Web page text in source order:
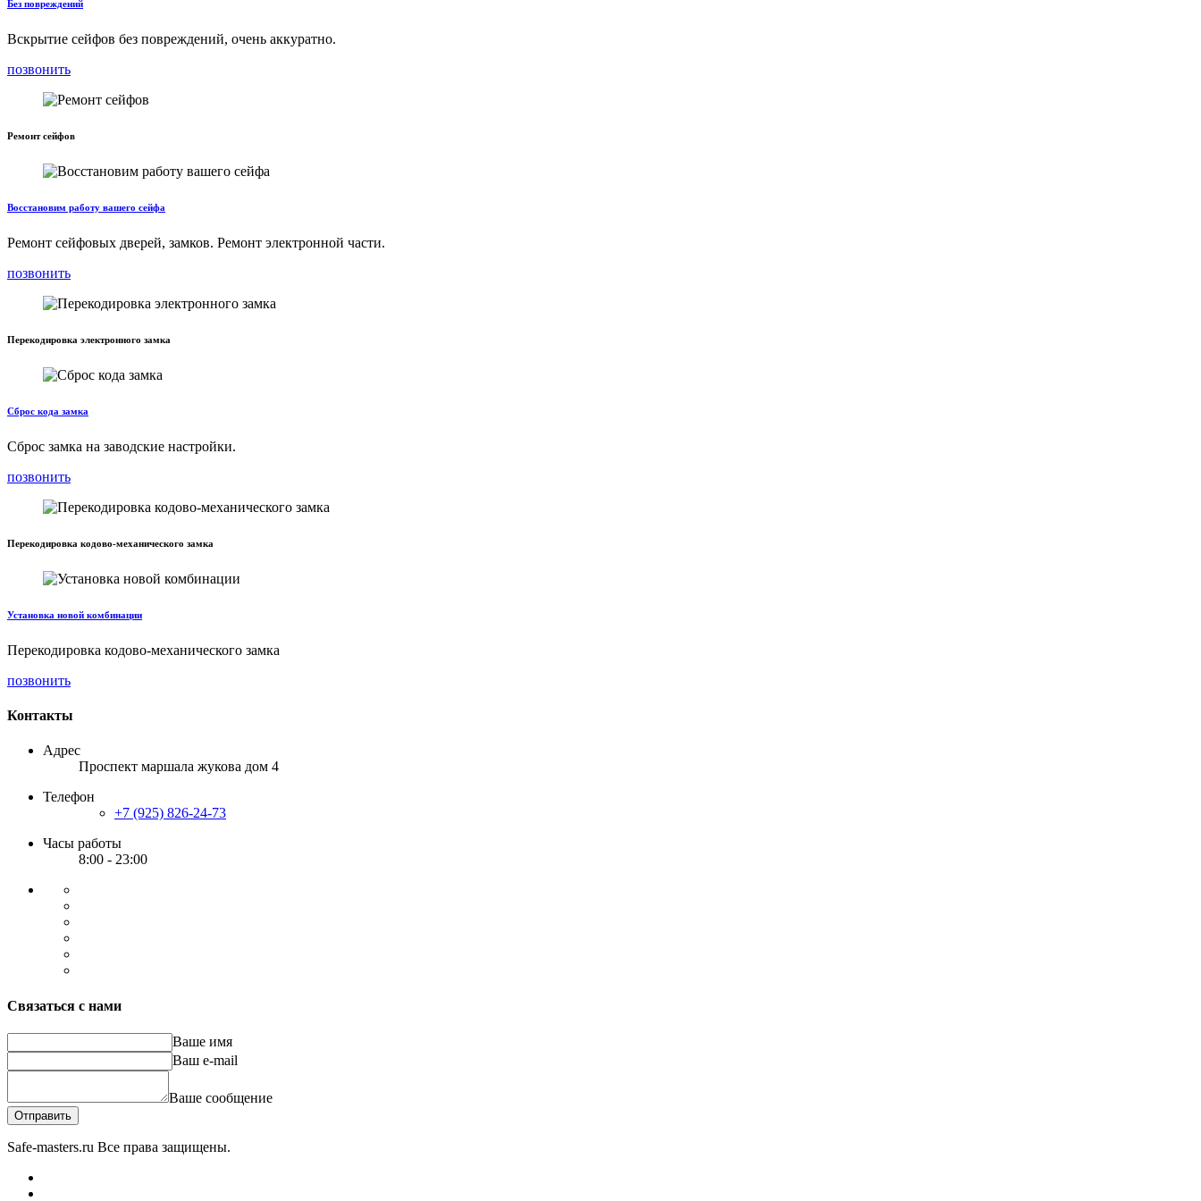
Без повреждений
Вскрытие сейфов без повреждений, очень аккуратно.
позвонить
Ремонт сейфов
Восстановим работу вашего сейфа
Ремонт сейфовых дверей, замков. Ремонт электронной части.
позвонить
Перекодировка электронного замка
Сброс кода замка
Сброс замка на заводские настройки.
позвонить
Перекодировка кодово-механического замка
Установка новой комбинации
Перекодировка кодово-механического замка
позвонить
Контакты
Адрес
Проспект маршала жукова дом 4
Телефон
+7 (925) 826-24-73
Часы работы
8:00 - 23:00
Связаться с нами
Ваше имя
Ваш e-mail
Ваше сообщение
Отправить
Safe-masters.ru Все права защищены.